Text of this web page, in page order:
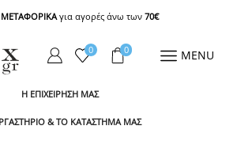
για αγορές άνω των 70€
0 0 MENU
Η ΕΠΙΧΕΙΡΗΣΗ ΜΑΣ
& ΤΟ ΚΑΤΑΣΤΗΜΑ ΜΑΣ